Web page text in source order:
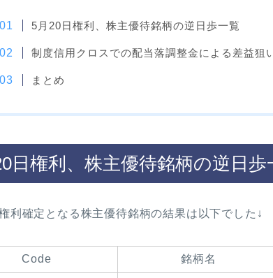
5月20日権利、株主優待銘柄の逆日歩一覧
制度信用クロスでの配当落調整金による差益狙
まとめ
日権利、株主優待銘柄の逆日歩
利確定となる株主優待銘柄の結果は以下でした↓
Code 銘柄名